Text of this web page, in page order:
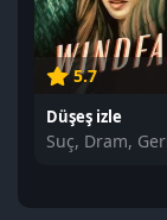
5.7
Düşeş izle
Suç, Dram,